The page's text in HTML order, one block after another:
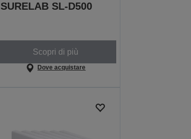
SURELAB SL-D500
Scopri di più
Dove acquistare